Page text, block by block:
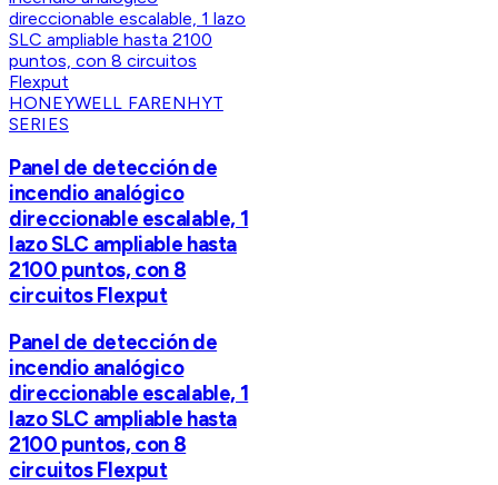
HONEYWELL FARENHYT
SERIES
Panel de detección de
incendio analógico
direccionable escalable, 1
lazo SLC ampliable hasta
2100 puntos, con 8
circuitos Flexput
Panel de detección de
incendio analógico
direccionable escalable, 1
lazo SLC ampliable hasta
2100 puntos, con 8
circuitos Flexput